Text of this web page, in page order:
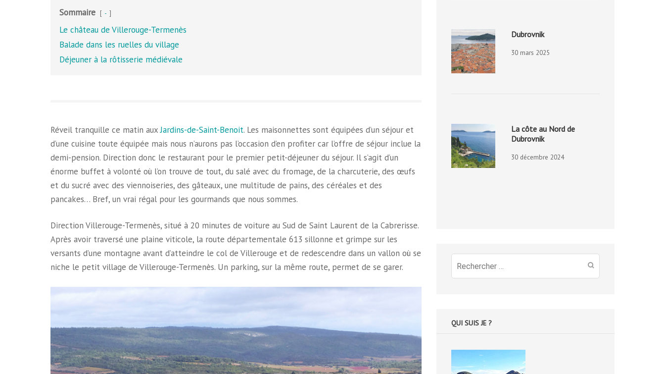
Sommaire -
Le château de Villerouge-Termenès
Balade dans les ruelles du village
Déjeuner à la rôtisserie médiévale
Réveil tranquille ce matin auxJardins-de-Saint-Benoit. Les maisonnettes sont équipées d’un séjour et
d’une cuisine toute équipée mais nous n’aurons pas l’occasion d’en profiter car l’offre de séjour inclue la
demi-pension. Direction donc le restaurant pour le premier petit-déjeuner du séjour. Il s’agit d’un
énorme buffet à volonté où l’on trouve de tout, du salé avec du fromage, de la charcuterie, des œufs
et du sucré avec des viennoiseries, des gâteaux, une multitude de pains, des céréales et des
pancakes… Bref, un vrai régal pour les gourmands que nous sommes.
Direction Villerouge-Termenès, situé à 20 minutes de voiture au Sud de Saint Laurent de la Cabrerisse.
Après avoir traversé une plaine viticole, la route départementale 613 sillonne et grimpe sur les
versants d’une montagne avant d’atteindre le col de Villerouge et de redescendre dans un vallon où se
niche le petit village de Villerouge-Termenès. Un parking, sur la même route, permet de se garer.
Dubrovnik
30 mars 2025
La côte au Nord de
Dubrovnik
30 décembre 2024
Recherche
pour
QUI SUIS JE ?